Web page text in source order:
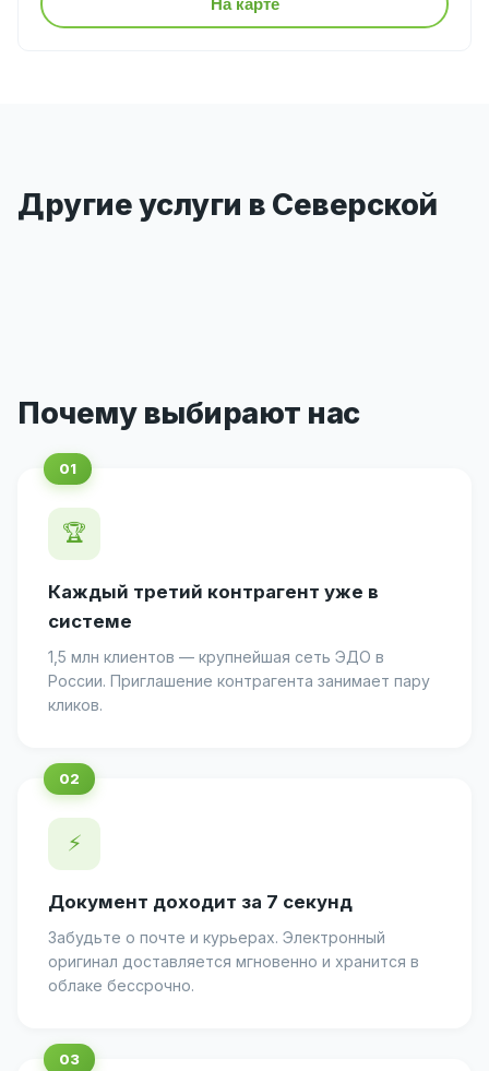
На карте
Другие услуги в Северской
Почему выбирают нас
🏆
Каждый третий контрагент уже в
системе
1,5 млн клиентов — крупнейшая сеть ЭДО в
России. Приглашение контрагента занимает пару
кликов.
⚡
Документ доходит за 7 секунд
Забудьте о почте и курьерах. Электронный
оригинал доставляется мгновенно и хранится в
облаке бессрочно.